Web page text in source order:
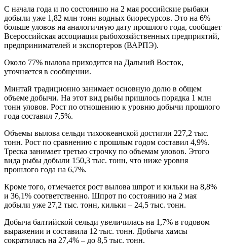
С начала года и по состоянию на 2 мая российские рыбаки
добыли уже 1,82 млн тонн водных биоресурсов. Это на 6%
больше уловов на аналогичную дату прошлого года, сообщает
Всероссийская ассоциация рыбохозяйственных предприятий,
предпринимателей и экспортеров (ВАРПЭ).
Около 77% вылова приходится на Дальний Восток,
уточняется в сообщении.
Минтай традиционно занимает основную долю в общем
объеме добычи. На этот вид рыбы пришлось порядка 1 млн
тонн уловов. Рост по отношению к уровню добычи прошлого
года составил 7,5%.
Объемы вылова сельди тихоокеанской достигли 227,2 тыс.
тонн. Рост по сравнению с прошлым годом составил 4,9%.
Треска занимает третью строчку по объемам уловов. Этого
вида рыбы добыли 150,3 тыс. тонн, что ниже уровня
прошлого года на 6,7%.
Кроме того, отмечается рост вылова шпрот и кильки на 8,8%
и 36,1% соответственно. Шпрот по состоянию на 2 мая
добыли уже 27,2 тыс. тонн, кильки – 24,5 тыс. тонн.
Добыча балтийской сельди увеличилась на 1,7% в годовом
выражении и составила 12 тыс. тонн. Добыча хамсы
сократилась на 27,4% – до 8,5 тыс. тонн.